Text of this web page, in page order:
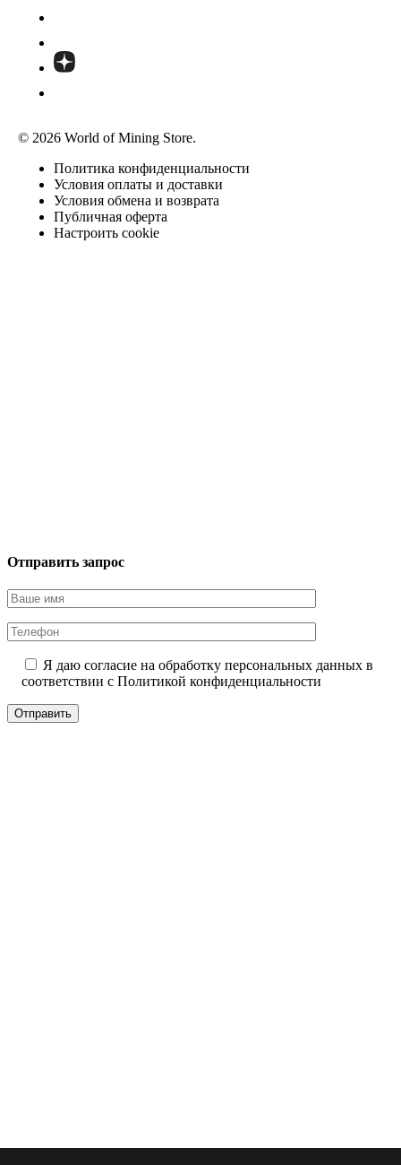
© 2026 World of Mining Store.
Политика конфиденциальности
Условия оплаты и доставки
Условия обмена и возврата
Публичная оферта
Настроить cookie
Отправить запрос
Я даю согласие на обработку персональных данных в
соответствии с Политикой конфиденциальности